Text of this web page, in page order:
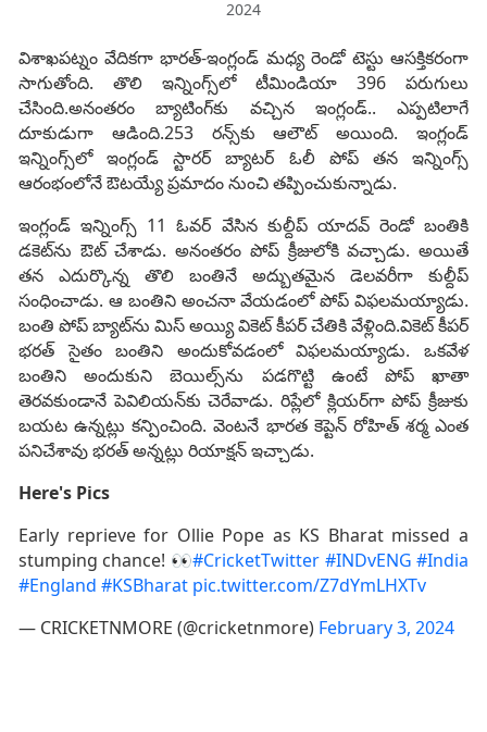
2024
విశాఖపట్నం వేదికగా భారత్‌-ఇంగ్లండ్‌ మధ్య రెండో టెస్టు ఆసక్తికరంగా
సాగుతోంది. తొలి ఇన్నింగ్స్‌లో టీమిండియా 396 పరుగులు
చేసింది.అనంతరం బ్యాటింగ్‌కు వచ్చిన ఇంగ్లండ్.. ఎప్పటిలాగే
దూకుడుగా ఆడింది.253 రన్స్‌కు ఆలౌట్‌ అయింది. ఇంగ్లండ్
ఇన్నింగ్స్‌లో ఇంగ్లండ్‌ స్టారర్‌ బ్యాటర్‌ ఓలీ పోప్‌ తన ఇన్నింగ్స్‌
ఆరంభంలోనే ఔటయ్యే ప్రమాదం నుంచి తప్పించుకున్నాడు.
ఇంగ్లండ్‌ ఇన్నింగ్స్‌ 11 ఓవర్ వేసిన కుల్దీప్‌ యాదవ్‌ రెండో బంతికి
డకెట్‌ను ఔట్‌ చేశాడు. అనంతరం పోప్‌ క్రీజులోకి వచ్చాడు. అయితే
తన ఎదుర్కొన్న తొలి బంతినే అద్బుతమైన డెలవరీగా కుల్దీప్‌
సంధించాడు. ఆ బంతిని అంచనా వేయడంలో పోప్‌ విఫలమయ్యాడు.
బంతి పోప్‌ బ్యాట్‌ను మిస్‌ అయ్యి వికెట్‌ కీపర్‌ చేతికి వేళ్లింది.వికెట్‌ కీపర్‌
భరత్‌ సైతం బంతిని అందుకోవడంలో విఫలమయ్యాడు. ఒకవేళ
బంతిని అందుకుని బెయిల్స్‌ను పడగొట్టి ఉంటే పోప్‌ ఖాతా
తెరవకుండానే పెవిలియన్‌కు చెరేవాడు. రిప్లేలో క్లియర్‌గా పోప్‌ క్రీజుకు
బయట ఉన్నట్లు కన్పించింది. వెంటనే భారత కెప్టెన్‌ రోహిత్‌ శర్మ ఎంత
పనిచేశావు భరత్‌ అన్నట్లు రియాక్షన్‌ ఇచ్చాడు.
Here's Pics
Early reprieve for Ollie Pope as KS Bharat missed a
stumping chance! 👀#CricketTwitter #INDvENG #India
#England #KSBharat pic.twitter.com/Z7dYmLHXTv
— CRICKETNMORE (@cricketnmore) February 3, 2024